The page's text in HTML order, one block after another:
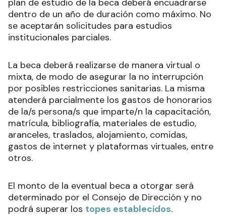
plan de estudio de la beca deberá encuadrarse
dentro de un año de duración como máximo. No
se aceptarán solicitudes para estudios
institucionales parciales.
La beca deberá realizarse de manera virtual o
mixta, de modo de asegurar la no interrupción
por posibles restricciones sanitarias. La misma
atenderá parcialmente los gastos de honorarios
de la/s persona/s que imparte/n la capacitación,
matrícula, bibliografía, materiales de estudio,
aranceles, traslados, alojamiento, comidas,
gastos de internet y plataformas virtuales, entre
otros.
El monto de la eventual beca a otorgar será
determinado por el Consejo de Dirección y no
podrá superar los topes establecidos.